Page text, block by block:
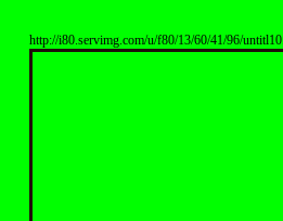
http://i80.servimg.com/u/f80/13/60/41/96/